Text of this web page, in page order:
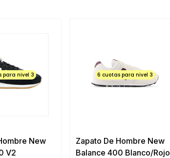
para nivel 3
New
V2
6 cuotas para nivel 3
Zapato De Hombre New
Balance 400 Blanco/Rojo